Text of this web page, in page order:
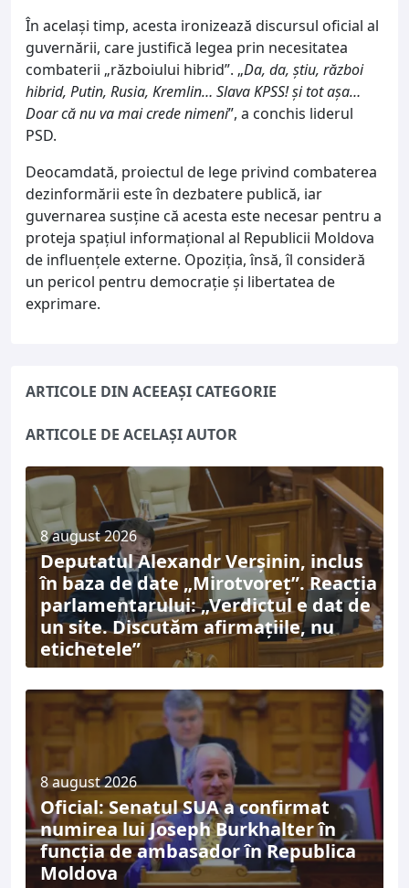
În același timp, acesta ironizează discursul oficial al
guvernării, care justifică legea prin necesitatea
combaterii „războiului hibrid”. „Da, da, știu, război
hibrid, Putin, Rusia, Kremlin… Slava KPSS! și tot așa…
Doar că nu va mai crede nimeni”, a conchis liderul
PSD.
Deocamdată, proiectul de lege privind combaterea
dezinformării este în dezbatere publică, iar
guvernarea susține că acesta este necesar pentru a
proteja spațiul informațional al Republicii Moldova
de influențele externe. Opoziția, însă, îl consideră
un pericol pentru democrație și libertatea de
exprimare.
ARTICOLE DIN ACEEAȘI CATEGORIE
ARTICOLE DE ACELAȘI AUTOR
8 august 2026
Deputatul Alexandr Verșinin, inclus
în baza de date „Mirotvoreț”. Reacția
parlamentarului: „Verdictul e dat de
un site. Discutăm afirmațiile, nu
etichetele”
8 august 2026
Oficial: Senatul SUA a confirmat
numirea lui Joseph Burkhalter în
funcția de ambasador în Republica
Moldova